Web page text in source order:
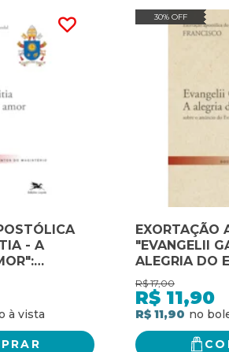
- A
SANTO
SOBRE O
30% OFF
EXORTAÇÃO
"EVANGELII
ALEGRIA DO
EXORTAÇÃO
DO SANTO
FRANCISCO
ANÚNCIO DO
NO MUNDO
R$ 17,00
R$ 11,90
R$ 11,90